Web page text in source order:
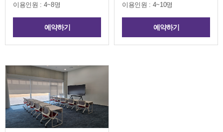
이용인원 : 4~8명
예약하기
이용인원 : 4~10명
예약하기